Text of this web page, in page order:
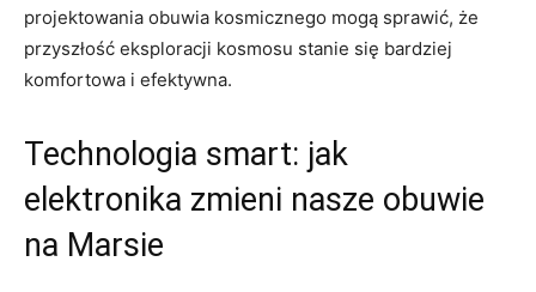
projektowania obuwia kosmicznego mogą sprawić, że
przyszłość eksploracji kosmosu stanie się bardziej
komfortowa i efektywna.
Technologia smart: jak
elektronika zmieni nasze obuwie
na Marsie